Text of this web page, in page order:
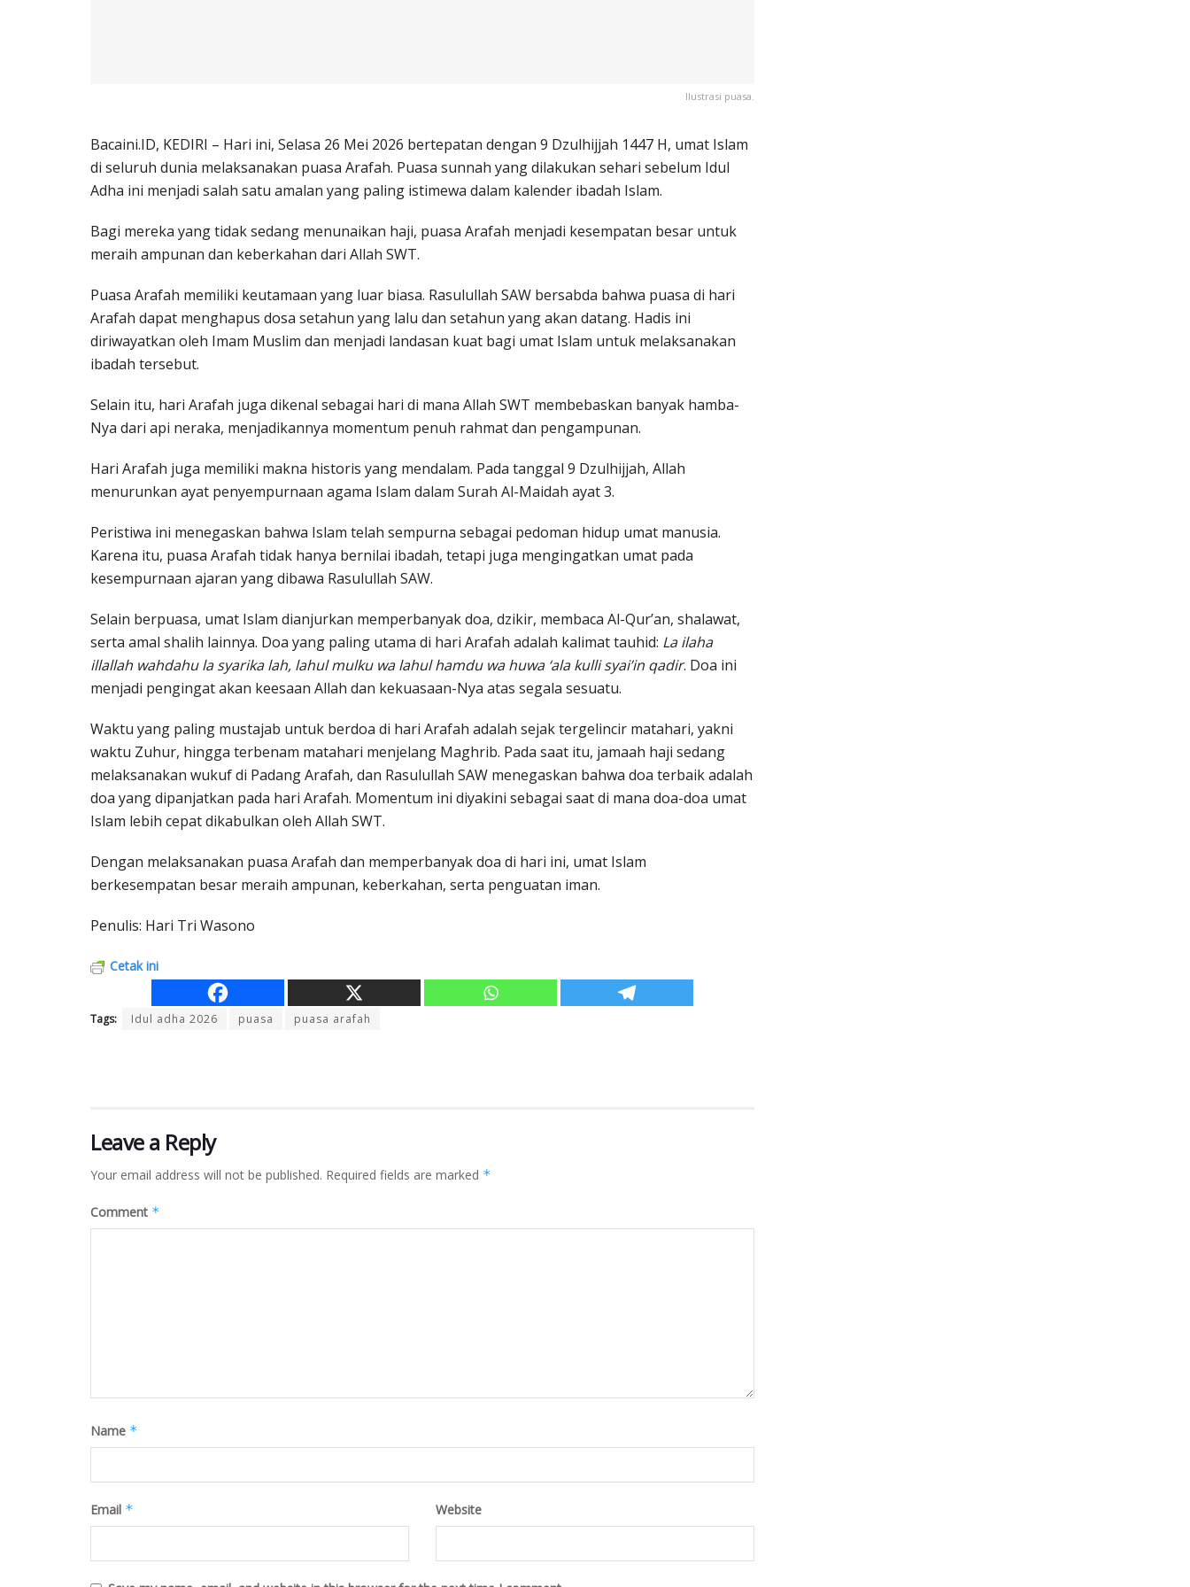
Ilustrasi puasa.
Bacaini.ID, KEDIRI – Hari ini, Selasa 26 Mei 2026 bertepatan dengan 9 Dzulhijjah 1447 H, umat Islam
di seluruh dunia melaksanakan puasa Arafah. Puasa sunnah yang dilakukan sehari sebelum Idul
Adha ini menjadi salah satu amalan yang paling istimewa dalam kalender ibadah Islam.
Bagi mereka yang tidak sedang menunaikan haji, puasa Arafah menjadi kesempatan besar untuk
meraih ampunan dan keberkahan dari Allah SWT.
Puasa Arafah memiliki keutamaan yang luar biasa. Rasulullah SAW bersabda bahwa puasa di hari
Arafah dapat menghapus dosa setahun yang lalu dan setahun yang akan datang. Hadis ini
diriwayatkan oleh Imam Muslim dan menjadi landasan kuat bagi umat Islam untuk melaksanakan
ibadah tersebut.
Selain itu, hari Arafah juga dikenal sebagai hari di mana Allah SWT membebaskan banyak hamba-
Nya dari api neraka, menjadikannya momentum penuh rahmat dan pengampunan.
Hari Arafah juga memiliki makna historis yang mendalam. Pada tanggal 9 Dzulhijjah, Allah
menurunkan ayat penyempurnaan agama Islam dalam Surah Al-Maidah ayat 3.
Peristiwa ini menegaskan bahwa Islam telah sempurna sebagai pedoman hidup umat manusia.
Karena itu, puasa Arafah tidak hanya bernilai ibadah, tetapi juga mengingatkan umat pada
kesempurnaan ajaran yang dibawa Rasulullah SAW.
Selain berpuasa, umat Islam dianjurkan memperbanyak doa, dzikir, membaca Al-Qur’an, shalawat,
serta amal shalih lainnya. Doa yang paling utama di hari Arafah adalah kalimat tauhid: La ilaha
illallah wahdahu la syarika lah, lahul mulku wa lahul hamdu wa huwa ‘ala kulli syai’in qadir. Doa ini
menjadi pengingat akan keesaan Allah dan kekuasaan-Nya atas segala sesuatu.
Waktu yang paling mustajab untuk berdoa di hari Arafah adalah sejak tergelincir matahari, yakni
waktu Zuhur, hingga terbenam matahari menjelang Maghrib. Pada saat itu, jamaah haji sedang
melaksanakan wukuf di Padang Arafah, dan Rasulullah SAW menegaskan bahwa doa terbaik adalah
doa yang dipanjatkan pada hari Arafah. Momentum ini diyakini sebagai saat di mana doa-doa umat
Islam lebih cepat dikabulkan oleh Allah SWT.
Dengan melaksanakan puasa Arafah dan memperbanyak doa di hari ini, umat Islam
berkesempatan besar meraih ampunan, keberkahan, serta penguatan iman.
Penulis: Hari Tri Wasono
Cetak ini
Tags: Idul adha 2026 puasa puasa arafah
Leave a Reply
Your email address will not be published. Required fields are marked *
Comment *
Name *
Email * Website